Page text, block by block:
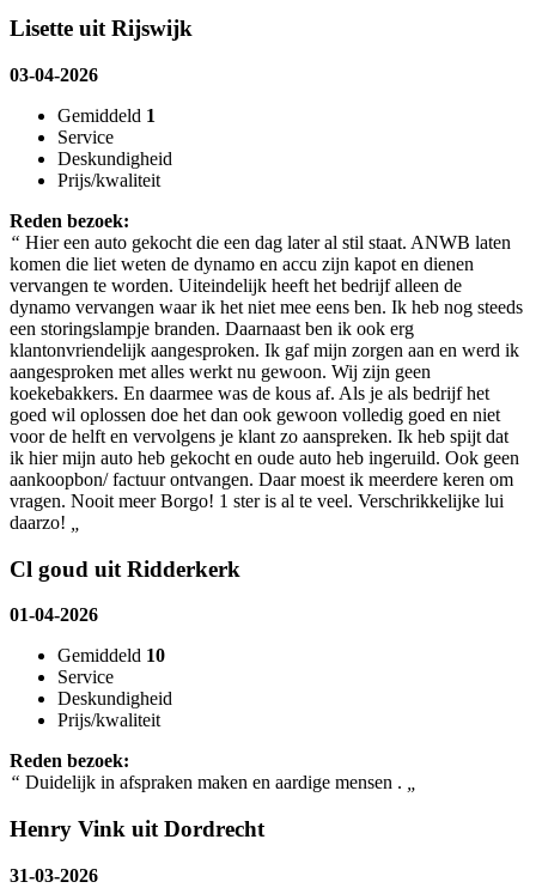
Lisette uit Rijswijk
03-04-2026
Gemiddeld 1
Service
Deskundigheid
Prijs/kwaliteit
Reden bezoek:
“ Hier een auto gekocht die een dag later al stil staat. ANWB laten
komen die liet weten de dynamo en accu zijn kapot en dienen
vervangen te worden. Uiteindelijk heeft het bedrijf alleen de
dynamo vervangen waar ik het niet mee eens ben. Ik heb nog steeds
een storingslampje branden. Daarnaast ben ik ook erg
klantonvriendelijk aangesproken. Ik gaf mijn zorgen aan en werd ik
aangesproken met alles werkt nu gewoon. Wij zijn geen
koekebakkers. En daarmee was de kous af. Als je als bedrijf het
goed wil oplossen doe het dan ook gewoon volledig goed en niet
voor de helft en vervolgens je klant zo aanspreken. Ik heb spijt dat
ik hier mijn auto heb gekocht en oude auto heb ingeruild. Ook geen
aankoopbon/ factuur ontvangen. Daar moest ik meerdere keren om
vragen. Nooit meer Borgo! 1 ster is al te veel. Verschrikkelijke lui
daarzo!
Cl goud uit Ridderkerk
01-04-2026
Gemiddeld 10
Service
Deskundigheid
Prijs/kwaliteit
Reden bezoek:
“ Duidelijk in afspraken maken en aardige mensen .
Henry Vink uit Dordrecht
31-03-2026